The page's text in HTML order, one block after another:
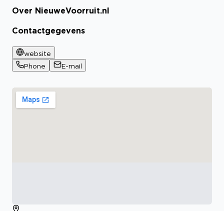
Over NieuweVoorruit.nl
Contactgegevens
website
Phone
E-mail